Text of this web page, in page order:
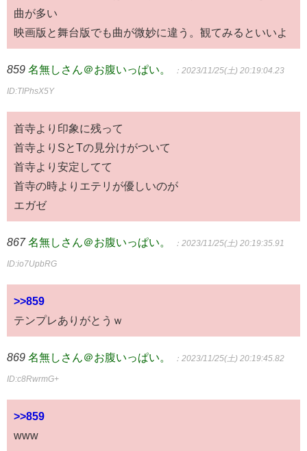
曲が多い
映画版と舞台版でも曲が微妙に違う。観てみるといいよ
859 名無しさん＠お腹いっぱい。 ：2023/11/25(土) 20:19:04.23
ID:TIPhsX5Y
首寺より印象に残って
首寺よりSとTの見分けがついて
首寺より安定してて
首寺の時よりエテリが優しいのが
エガゼ
867 名無しさん＠お腹いっぱい。 ：2023/11/25(土) 20:19:35.91
ID:io7UpbRG
>>859
テンプレありがとうｗ
869 名無しさん＠お腹いっぱい。 ：2023/11/25(土) 20:19:45.82
ID:c8RwrmG+
>>859
www